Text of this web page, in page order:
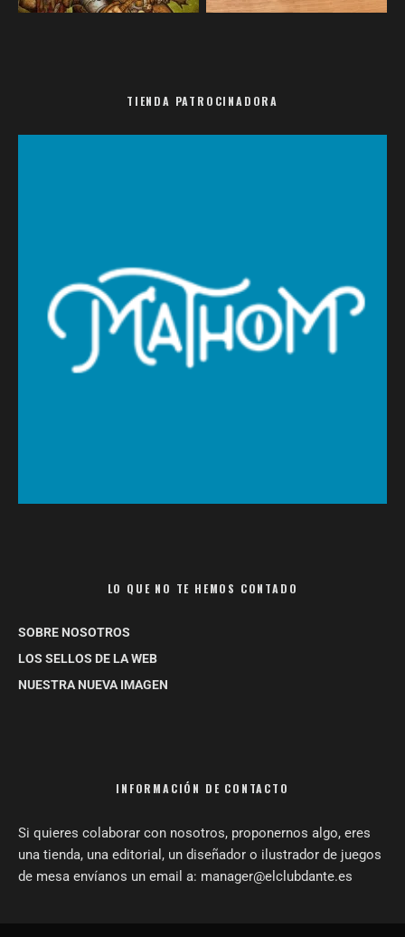
TIENDA PATROCINADORA
LO QUE NO TE HEMOS CONTADO
SOBRE NOSOTROS
LOS SELLOS DE LA WEB
NUESTRA NUEVA IMAGEN
INFORMACIÓN DE CONTACTO
Si quieres colaborar con nosotros, proponernos algo, eres
una tienda, una editorial, un diseñador o ilustrador de juegos
de mesa envíanos un email a: manager@elclubdante.es